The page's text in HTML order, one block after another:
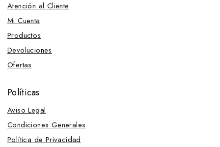
Atención al Cliente
Mi Cuenta
Productos
Devoluciones
Ofertas
Políticas
Aviso Legal
Condiciones Generales
Política de Privacidad